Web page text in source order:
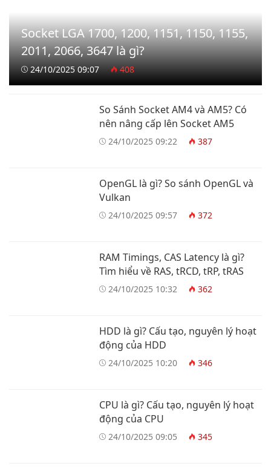
Socket LGA 1700, 1200, 1151, 1150, 1155,
2011, 2066, 3647 là gì?
24/10/2025 09:07 408
So Sánh Socket AM4 và AM5? Có
nên nâng cấp lên Socket AM5
24/10/2025 09:22 387
OpenGL là gì? So sánh OpenGL và
Vulkan
24/10/2025 09:57 372
RAM Timings, CAS Latency là gì?
Tìm hiểu về RAS, tRCD, tRP, tRAS
24/10/2025 10:32 362
HDD là gì? Cấu tạo, nguyên lý hoạt
động của HDD
24/10/2025 10:20 346
CPU là gì? Cấu tạo, nguyên lý hoạt
động của CPU
24/10/2025 09:05 345